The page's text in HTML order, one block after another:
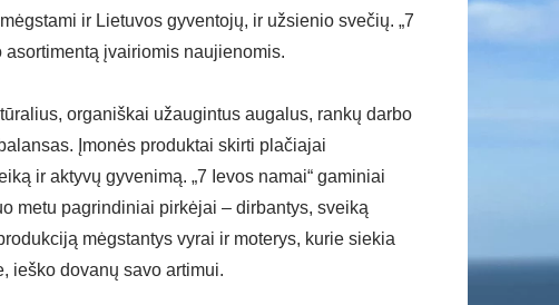
ir Lietuvos gyventojų, ir užsienio svečių. „7
asortimentą įvairiomis naujienomis.
organiškai užaugintus augalus, rankų darbo
Įmonės produktai skirti plačiajai
ir aktyvų gyvenimą. „7 Ievos namai“ gaminiai
metu pagrindiniai pirkėjai – dirbantys, sveiką
mėgstantys vyrai ir moterys, kurie siekia
ieško dovanų savo artimui.